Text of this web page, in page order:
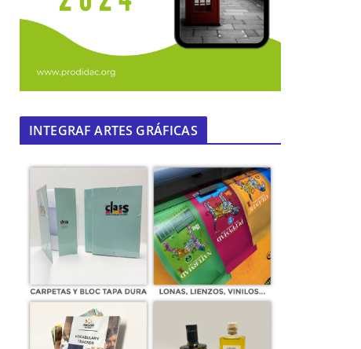
La Sala de Acceso a la Mina de
Alconchel llevará el nombre de José
Millán Naranjo
INTEGRAF ARTES GRÁFICAS